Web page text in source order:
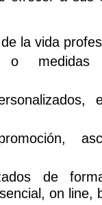
la vida
o
de
on line,